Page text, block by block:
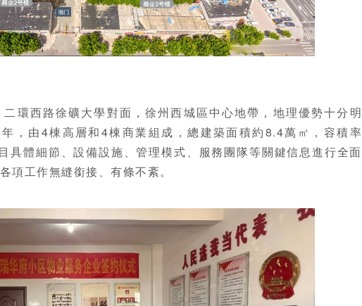
環西路徐礦大學對面，徐州西城區中心地帶，地理優勢十分明
，由4棟高層和4棟商業組成，總建築面積約8.4萬㎡，容積率
具體細節、設備設施、管理模式、服務團隊等關鍵信息進行全面
項工作無縫銜接、有條不紊。